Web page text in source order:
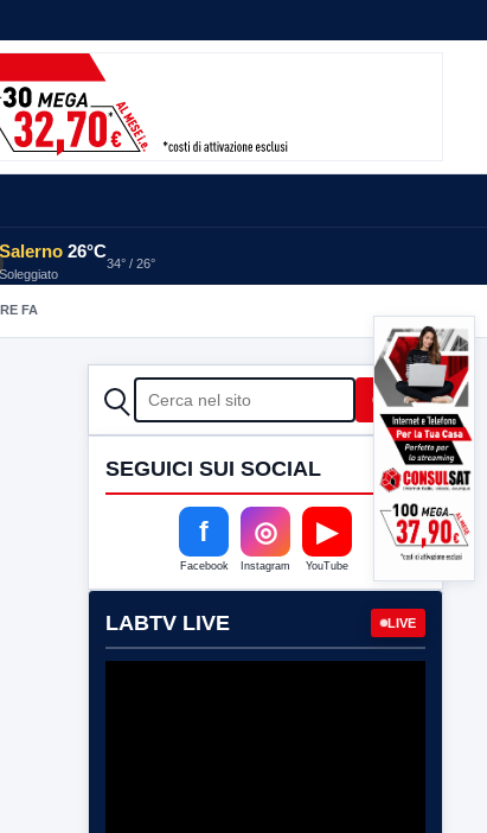
Salerno 26°C
Soleggiato
34° / 26°
FA
CERCA Cerca
SEGUICI SUI SOCIAL
f
Facebook
◎
Instagram
▶
YouTube
LABTV LIVE LIVE